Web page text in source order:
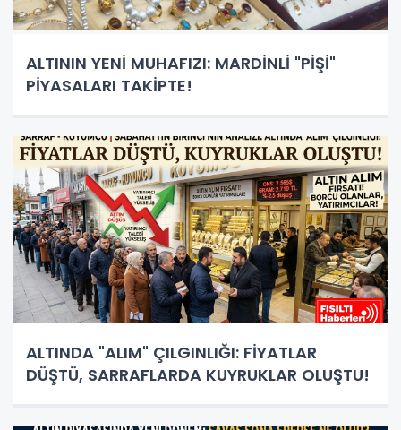
ALTININ YENİ MUHAFIZI: MARDİNLİ "PİŞİ"
PİYASALARI TAKİPTE!
ALTINDA "ALIM" ÇILGINLIĞI: FİYATLAR
DÜŞTÜ, SARRAFLARDA KUYRUKLAR OLUŞTU!